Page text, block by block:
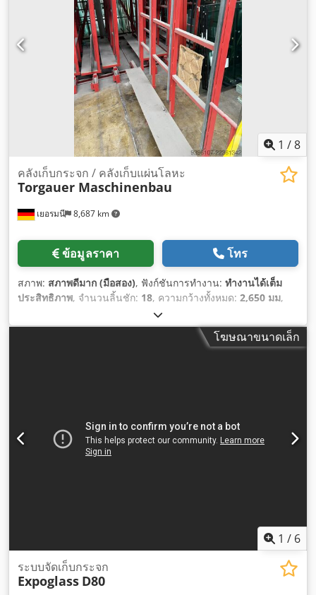
1 /8
เยอรมนี 8,687 km
คลังเก็บกระจก / คลังเก็บแผ่นโลหะ
Torgauer Maschinenbau
ข้อมูลราคา โทร
สภาพ: สภาพดีมาก (มือสอง), ฟังก์ชันการทำงาน: ทำงานได้เต็ม
ประสิทธิภาพ, จำนวนลิ้นชัก: 18, ความกว้างทั้งหมด: 2,650 มม,
โฆษณาขนาดเล็ก
1 / 6
ระบบจัดเก็บกระจก
Expoglass D80